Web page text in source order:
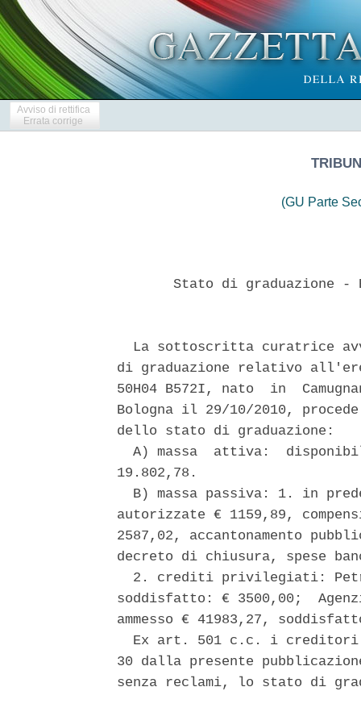
Avviso di rettifica
Errata corrige
(GU Parte
Stato di graduazione
La sottoscritta curatrice
di graduazione relativo
50H04 B572I, nato  in
Bologna il 29/10/2010,
dello stato di graduazione:
A) massa  attiva:
19.802,78.
B) massa passiva: 1. in
autorizzate € 1159,89,
2587,02, accantonamento
decreto di chiusura, spese
2. crediti privilegiati:
soddisfatto: € 3500,00;
ammesso € 41983,27,
Ex art. 501 c.c. i
30 dalla presente
senza reclami, lo stato di